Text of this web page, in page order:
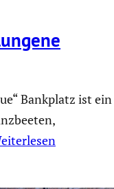
Bankplatz ist ein